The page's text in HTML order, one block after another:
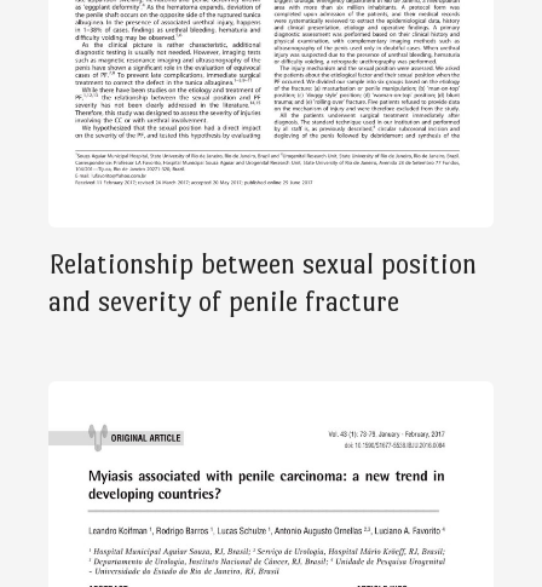
Relationship between sexual position
and severity of penile fracture